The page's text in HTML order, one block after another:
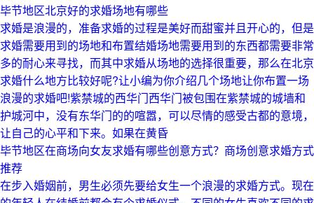
毕节地区北京好的求婚场地有哪些
求婚是浪漫的，准备求婚的过程是美好而甜蜜并且开心的，但是
求婚需要用到的场地和布置结婚场地需要用到的东西都需要非常
多的耐心来寻找，而其中求婚从场地的选择很重要，那么在北京
求婚什么地方比较好呢?让小编为你介绍几个场地让你布置一场
浪漫的求婚吧!紫禁城的西华门西华门被包围在紫禁城的城墙和
护城河中，没有东华门的的喧嚣，可以尽情的感受古都的意境，
让自己的心平和下来。如果在黄昏
毕节地区在商场向女友求婚有哪些创意方式？商场创意求婚方式
推荐
在步入婚姻前，男生必须先要给女生一个浪漫的求婚方式。现在